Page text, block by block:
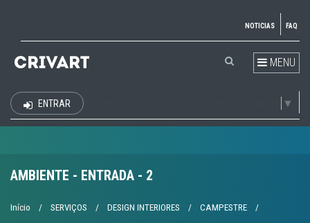
NOTICIAS FAQ
MENU
▼
ENTRAR
AMBIENTE - ENTRADA - 2
Início / SERVIÇOS / DESIGN INTERIORES / CAMPESTRE /